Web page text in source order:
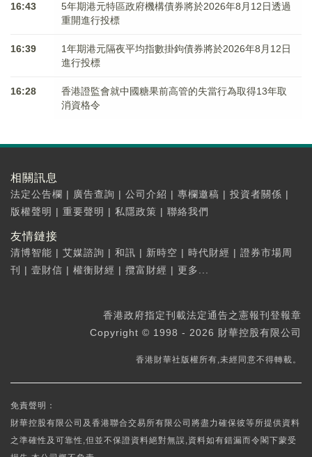
16:43
5年期港元特區政府機構債券將於2026年8月12日透過
重開進行投標
16:39
1年期港元隔夜平均指數掛鉤債券將於2026年8月12日
進行投標
16:28
香港證監會就中國糖果前高管的失當行為取得13年取
消資格令
相關訊息
法定公告欄 | 廣告查詢 | 公司介紹 | 專欄邀稿 | 投資者關係 |
版權聲明 | 重要聲明 | 私隱政策 | 聯絡我們
友情鏈接
清博智能 | 艾媒諮詢 | 和訊 | 新時空 | 時代財經 | 證券市場周
刊
| 壹財信 | 權衡財經 | 攬富財經 | 更多...
香港政府指定刊載法定通告之憲報刊登報章
Copyright © 1998 - 2026 財華控股有限公司
香港財華社版權所有,未經同意不得轉載。
免責聲明：
財華控股有限公司及香港聯合交易所有限公司將盡力確保彼等所提供資料
之準確性及可靠性,但並不保證資料絕對無誤,資料如有錯漏而令閣下蒙受